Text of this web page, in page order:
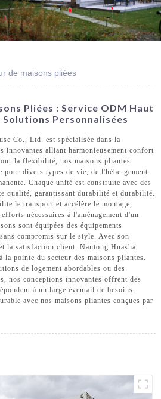
de maisons pliées
Pliées : Service ODM Haut
Solutions Personnalisées
Co., Ltd. est spécialisée dans la
innovantes alliant harmonieusement confort
la flexibilité, nos maisons pliantes
pour divers types de vie, de l'hébergement
Chaque unité est construite avec des
qualité, garantissant durabilité et durabilité.
le transport et accélère le montage,
nécessaires à l'aménagement d'un
sont équipées des équipements
compromis sur le style. Avec son
la satisfaction client, Nantong Huasha
pointe du secteur des maisons pliantes.
de logement abordables ou des
nos conceptions innovantes offrent des
à un large éventail de besoins.
avec nos maisons pliantes conçues par